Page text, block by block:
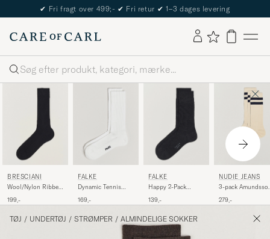
✔ Fri fragt over 499;- ✔ Fri retur ✔ 1–3 dages levering
Søg
BRESCIANI
Wool/Nylon Ribbed
199,-
FALKE
Dynamic Tennis
169,-
FALKE
Happy 2-Pack
Anthracite Melange
139,-
NUDIE JEANS
3-pack
White/Navy
279,-
TØJ / UNDERTØJ / STRØMPER / ALMINDELIGE SOKKER